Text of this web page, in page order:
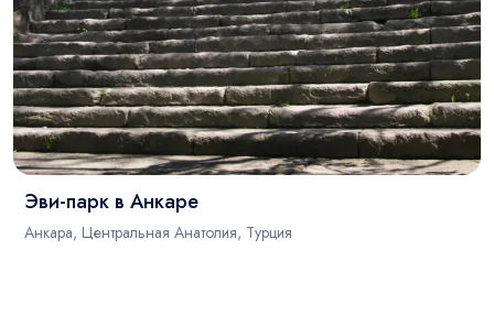
Эви-парк в Анкаре
Анкара, Центральная Анатолия, Турция